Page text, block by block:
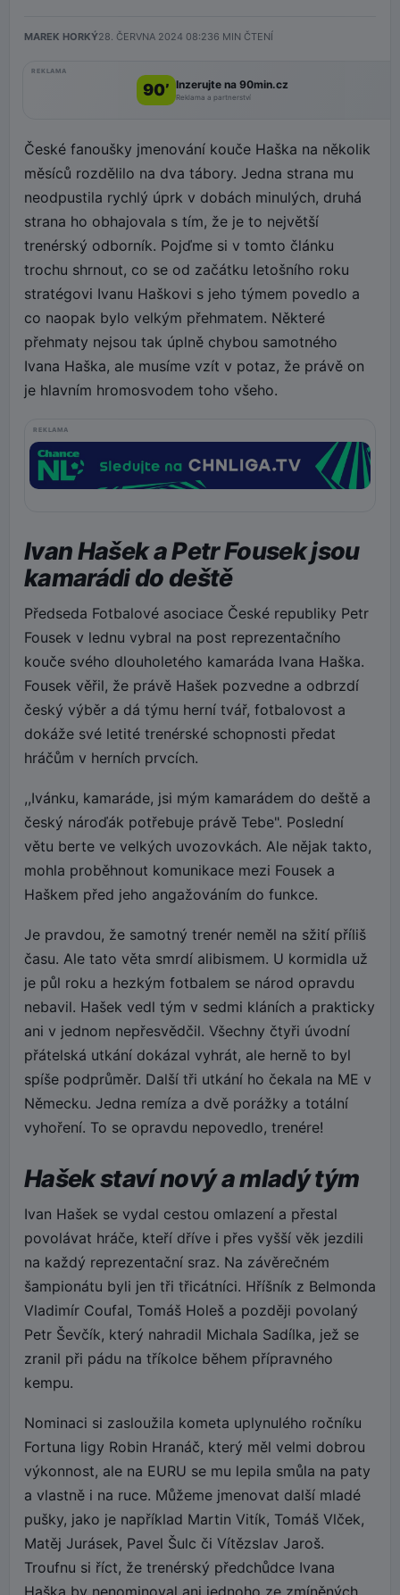
MAREK HORKÝ28. ČERVNA 2024 08:236 MIN ČTENÍ
REKLAMA
90’ Inzerujte na 90min.cz
Reklama a partnerství
České fanoušky jmenování kouče Haška na několik
měsíců rozdělilo na dva tábory. Jedna strana mu
neodpustila rychlý úprk v dobách minulých, druhá
strana ho obhajovala s tím, že je to největší
trenérský odborník. Pojďme si v tomto článku
trochu shrnout, co se od začátku letošního roku
stratégovi Ivanu Haškovi s jeho týmem povedlo a
co naopak bylo velkým přehmatem. Některé
přehmaty nejsou tak úplně chybou samotného
Ivana Haška, ale musíme vzít v potaz, že právě on
je hlavním hromosvodem toho všeho.
REKLAMA
Ivan Hašek a Petr Fousek jsou
kamarádi do deště
Předseda Fotbalové asociace České republiky Petr
Fousek v lednu vybral na post reprezentačního
kouče svého dlouholetého kamaráda Ivana Haška.
Fousek věřil, že právě Hašek pozvedne a odbrzdí
český výběr a dá týmu herní tvář, fotbalovost a
dokáže své letité trenérské schopnosti předat
hráčům v herních prvcích.
,,Ivánku, kamaráde, jsi mým kamarádem do deště a
český nároďák potřebuje právě Tebe". Poslední
větu berte ve velkých uvozovkách. Ale nějak takto,
mohla proběhnout komunikace mezi Fousek a
Haškem před jeho angažováním do funkce.
Je pravdou, že samotný trenér neměl na sžití příliš
času. Ale tato věta smrdí alibismem. U kormidla už
je půl roku a hezkým fotbalem se národ opravdu
nebavil. Hašek vedl tým v sedmi kláních a prakticky
ani v jednom nepřesvědčil. Všechny čtyři úvodní
přátelská utkání dokázal vyhrát, ale herně to byl
spíše podprůměr. Další tři utkání ho čekala na ME v
Německu. Jedna remíza a dvě porážky a totální
vyhoření. To se opravdu nepovedlo, trenére!
Hašek staví nový a mladý tým
Ivan Hašek se vydal cestou omlazení a přestal
povolávat hráče, kteří dříve i přes vyšší věk jezdili
na každý reprezentační sraz. Na závěrečném
šampionátu byli jen tři třicátníci. Hříšník z Belmonda
Vladimír Coufal, Tomáš Holeš a později povolaný
Petr Ševčík, který nahradil Michala Sadílka, jež se
zranil při pádu na tříkolce během přípravného
kempu.
Nominaci si zasloužila kometa uplynulého ročníku
Fortuna ligy Robin Hranáč, který měl velmi dobrou
výkonnost, ale na EURU se mu lepila smůla na paty
a vlastně i na ruce. Můžeme jmenovat další mladé
pušky, jako je například Martin Vitík, Tomáš Vlček,
Matěj Jurásek, Pavel Šulc či Vítězslav Jaroš.
Troufnu si říct, že trenérský předchůdce Ivana
Haška by nenominoval ani jednoho ze zmíněných.